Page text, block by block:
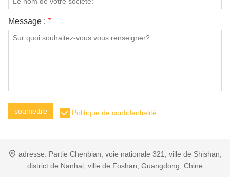
Message : *
soumettre Politique de confidentialité
adresse: Partie Chenbian, voie nationale 321, ville de Shishan,
district de Nanhai, ville de Foshan, Guangdong, Chine